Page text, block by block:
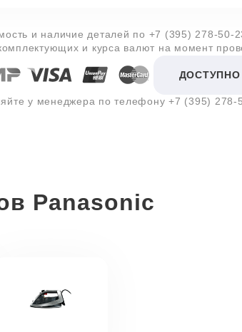
и наличие деталей по +7 (395) 278-50-
и курса валют на момент
ДОСТУПНО
у менеджера по телефону+7 (395) 278-
Panasonic